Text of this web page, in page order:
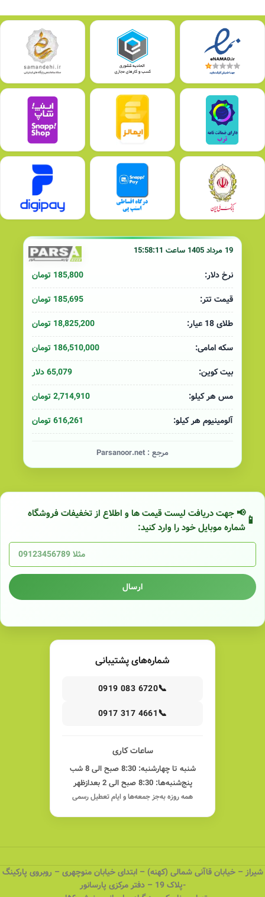
19 مرداد 1405 ساعت 15:58:11
نرخ دلار:
185,800 تومان
قیمت تتر:
185,695 تومان
طلای 18 عیار:
18,825,200 تومان
سکه امامی:
186,510,000 تومان
بیت کوین:
65,079 دلار
مس هر کیلو:
2,714,910 تومان
آلومینیوم هر کیلو:
616,261 تومان
مرجع : Parsanoor.net
📢 جهت دریافت لیست قیمت ها و اطلاع از تخفیفات فروشگاه
شماره موبایل خود را وارد کنید:
ارسال
شماره‌های پشتیبانی
📞
0919 083 6720
📞
0917 317 4661
ساعات کاری
شنبه تا چهارشنبه: 8:30 صبح الی 8 شب
پنج‌شنبه‌ها: 8:30 صبح الی 2 بعدازظهر
همه روزه به‌جز جمعه‌ها و ایام تعطیل رسمی
شیراز – خیابان قاآنی شمالی (کهنه) – ابتدای خیابان منوچهری – روبروی پارکینگ
-پلاک 19 – دفتر مرکزی پارسانور